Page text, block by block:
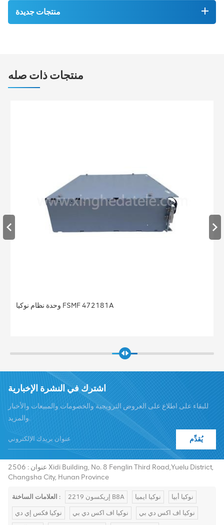
منتجات جديدة
منتجات ذات صله
محطة نوكيا FRGU RRU 472956A FLEXI RF MODULE 6TX
اشترك في النشرة الإخبارية
للبقاء على اطلاع على العروض الترويجية والخصومات والمبيعات والأخبار
والمزيد.
يُقدِّم
+8619376997331
عنوان : 2506 Xidi Building, No. 8 Fenglin Third Road,Yuelu District,
Changsha City, Hunan Province
العلامات الساخنة : إريكسون 2219 B8A نوكيا ايميا نوكيا أبيا
نوكيا فكس إي دي نوكيا اف اكس دي بي نوكيا اف اكس دي بي